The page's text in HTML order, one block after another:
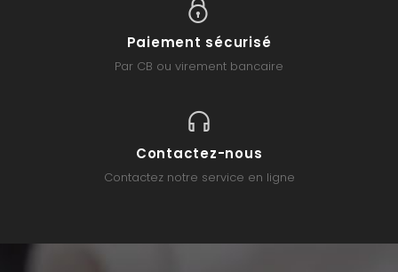
Paiement sécurisé
Par CB ou virement bancaire
Contactez-nous
Contactez notre service en ligne